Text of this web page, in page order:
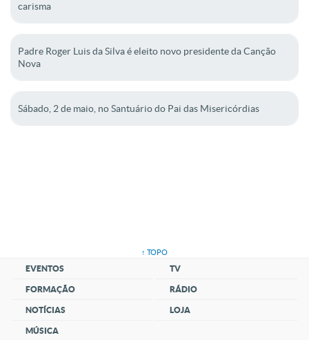
carisma
Padre Roger Luis da Silva é eleito novo presidente da Canção
Nova
Sábado, 2 de maio, no Santuário do Pai das Misericórdias
↑ TOPO
EVENTOS
FORMAÇÃO
NOTÍCIAS
MÚSICA
TV
RÁDIO
LOJA